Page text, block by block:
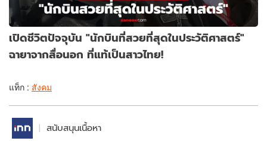
เปิดชีวิตปัจจุบัน "นักบินที่สวยที่สุดในประวัติศาสตร์"
ฉายาจากสื่อนอก ที่แท้เป็นสาวไทย!
แท็ก : สังคม
สนับสนุนเนื้อหา